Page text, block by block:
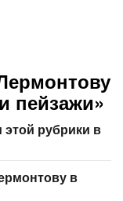
пейзажи»
рубрики в
в